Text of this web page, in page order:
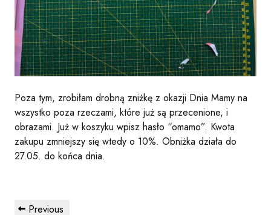
Poza tym, zrobiłam drobną zniżkę z okazji Dnia Mamy na
wszystko poza rzeczami, które już są przecenione, i
obrazami. Już w koszyku wpisz hasło “omamo”. Kwota
zakupu zmniejszy się wtedy o 10%. Obniżka działa do
27.05. do końca dnia.
PostPrevious
Previous